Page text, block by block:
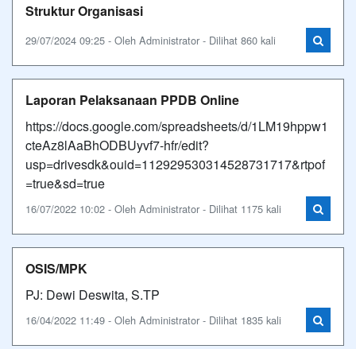
Struktur Organisasi
29/07/2024 09:25 - Oleh Administrator - Dilihat 860 kali
Laporan Pelaksanaan PPDB Online
https://docs.google.com/spreadsheets/d/1LM19hppw1
cteAz8lAaBhODBUyvf7-hfr/edit?
usp=drivesdk&ouid=112929530314528731717&rtpof
=true&sd=true
16/07/2022 10:02 - Oleh Administrator - Dilihat 1175 kali
OSIS/MPK
PJ: Dewi Deswita, S.TP
16/04/2022 11:49 - Oleh Administrator - Dilihat 1835 kali